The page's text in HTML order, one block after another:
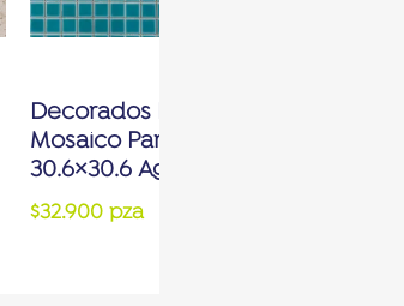
Decorados Para Pared Estilo
Mosaico Para Piscinas Malibu
30.6×30.6 Aguamarina
$32.900 pza